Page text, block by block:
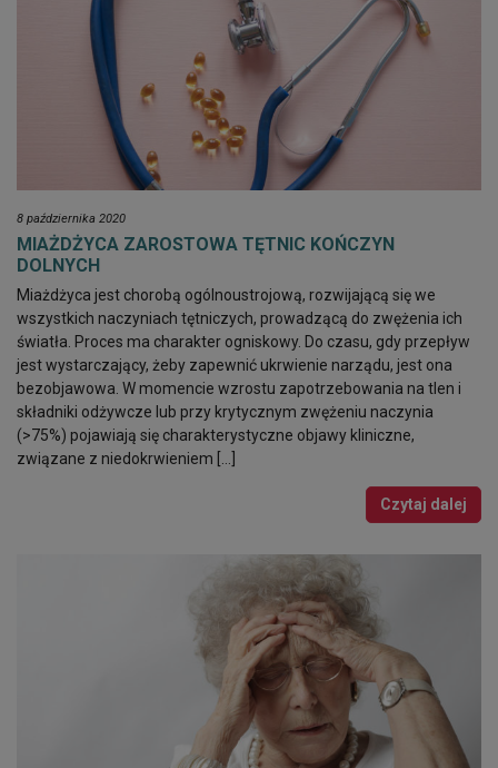
8 października 2020
MIAŻDŻYCA ZAROSTOWA TĘTNIC KOŃCZYN
DOLNYCH
Miażdżyca jest chorobą ogólnoustrojową, rozwijającą się we
wszystkich naczyniach tętniczych, prowadzącą do zwężenia ich
światła. Proces ma charakter ogniskowy. Do czasu, gdy przepływ
jest wystarczający, żeby zapewnić ukrwienie narządu, jest ona
bezobjawowa. W momencie wzrostu zapotrzebowania na tlen i
składniki odżywcze lub przy krytycznym zwężeniu naczynia
(>75%) pojawiają się charakterystyczne objawy kliniczne,
związane z niedokrwieniem […]
Czytaj dalej